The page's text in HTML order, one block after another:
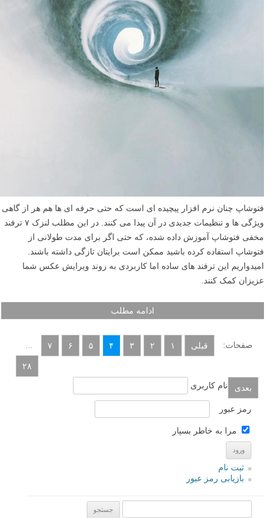
فتوشاپ چنان نرم افزار پیچیده ای است که حتی حرفه ای ها هم هر از گاهی
ویژگی ها و تنظیمات جدیدی در آن پیدا می کنند. در این مطلب لنزک ۷ ترفند
مخفی فتوشاپ آموزش داده شده، که حتی اگر برای مدت طولانی از
فتوشاپ استفاده کرده باشید ممکن است برایتان تازگی داشته باشند.
امیدواریم این ترفند های ساده اما کاربردی به روند ویرایش عکس شما
عزیزان کمک کنند.
ادامه مطلب
صفحات: قبلی ۱ ۲ ۳ ۴ ۵ ۶ ۷
۲۸
بعدی نام کاربری
رمز عبور
مرا به خاطر بسپار
ثبت نام
بازیابی رمز عبور